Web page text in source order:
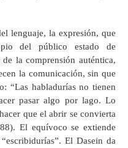
lenguaje, la expresión, que
del público estado de
la comprensión auténtica,
la comunicación, sin que
“Las habladurías no tienen
pasar algo por lago. Lo
que el abrir se convierta
El equívoco se extiende
El Dasein da